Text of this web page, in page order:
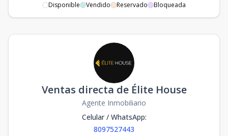
Disponible Vendido Reservado Bloqueada
Ventas directa de Élite House
Agente Inmobiliario
Celular / WhatsApp:
8097527443